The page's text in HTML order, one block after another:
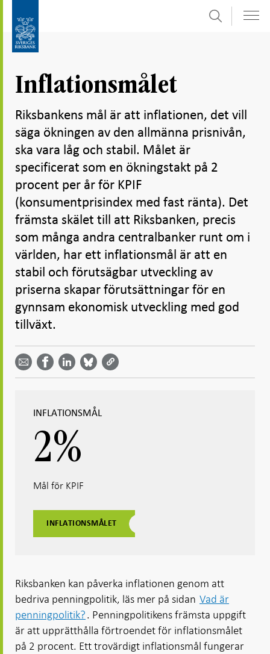
direkt
undersidor
Sök
Inflationsmålet
Riksbankens mål är att inflationen, det vill
säga ökningen av den allmänna prisnivån,
ska vara låg och stabil. Målet är
specificerat som en ökningstakt på 2
procent per år för KPIF
(konsumentprisindex med fast ränta). Det
främsta skälet till att Riksbanken, precis
som många andra centralbanker runt om i
världen, har ett inflationsmål är att en
stabil och förutsägbar utveckling av
priserna skapar förutsättningar för en
gynnsam ekonomisk utveckling med god
tillväxt.
Dela
email -
Öppnas
Dela på
Facebook
- Öppnas
Dela på
LinkedIn
-
Öppnas
på
Bluesky
-
på
Twitter
-
INFLATIONSMÅL
2%
Mål för KPIF
INFLATIONSMÅLET
Riksbanken kan påverka inflationen genom att
bedriva penningpolitik, läs mer på sidan Vad är
penningpolitik?. Penningpolitikens främsta uppgift
är att upprätthålla förtroendet för inflationsmålet
på 2 procent. Ett trovärdigt inflationsmål fungerar